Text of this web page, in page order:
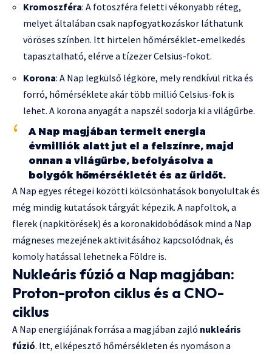
Kromoszféra: A fotoszféra feletti vékonyabb réteg,
melyet általában csak napfogyatkozáskor láthatunk
vöröses színben. Itt hirtelen hőmérséklet-emelkedés
tapasztalható, elérve a tízezer Celsius-fokot.
Korona: A Nap legkülső légköre, mely rendkívül ritka és
forró, hőmérséklete akár több millió Celsius-fok is
lehet. A korona anyagát a napszél sodorja ki a világűrbe.
A Nap magjában termelt energia
évmilliók alatt jut el a felszínre, majd
onnan a világűrbe, befolyásolva a
bolygók hőmérsékletét és az űridőt.
A Nap egyes rétegei közötti kölcsönhatások bonyolultak és
még mindig kutatások tárgyát képezik. A napfoltok, a
flerek (napkitörések) és a koronakidobódások mind a Nap
mágneses mezejének aktivitásához kapcsolódnak, és
komoly hatással lehetnek a Földre is.
Nukleáris fúzió a Nap magjában:
Proton-proton ciklus és a CNO-
ciklus
A Nap energiájának forrása a magjában zajló nukleáris
fúzió. Itt, elképesztő hőmérsékleten és nyomáson a